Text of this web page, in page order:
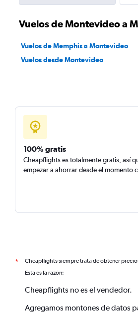
Vuelos de Montevideo a
Vuelos de Memphis a Montevideo
Vuelos desde Montevideo
100% gratis
Cheapflights es totalmente gratis, así
empezar a ahorrar desde el momento
* Cheapflights siempre trata de obtener
Esta es la razón:
Cheapflights no es el vendedor.
Agregamos montones de datos